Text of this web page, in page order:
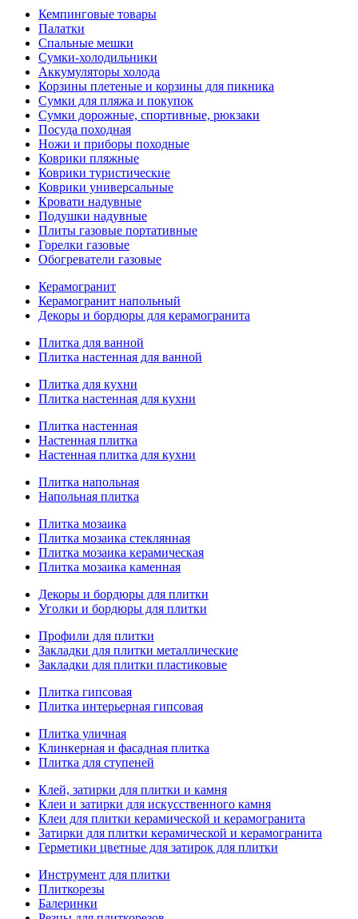
Кемпинговые товары
Палатки
Спальные мешки
Сумки-холодильники
Аккумуляторы холода
Корзины плетеные и корзины для пикника
Сумки для пляжа и покупок
Сумки дорожные, спортивные, рюкзаки
Посуда походная
Ножи и приборы походные
Коврики пляжные
Коврики туристические
Коврики универсальные
Кровати надувные
Подушки надувные
Плиты газовые портативные
Горелки газовые
Обогреватели газовые
Керамогранит
Керамогранит напольный
Декоры и бордюры для керамогранита
Плитка для ванной
Плитка настенная для ванной
Плитка для кухни
Плитка настенная для кухни
Плитка настенная
Настенная плитка
Настенная плитка для кухни
Плитка напольная
Напольная плитка
Плитка мозаика
Плитка мозаика стеклянная
Плитка мозаика керамическая
Плитка мозаика каменная
Декоры и бордюры для плитки
Уголки и бордюры для плитки
Профили для плитки
Закладки для плитки металлические
Закладки для плитки пластиковые
Плитка гипсовая
Плитка интерьерная гипсовая
Плитка уличная
Клинкерная и фасадная плитка
Плитка для ступеней
Клей, затирки для плитки и камня
Клеи и затирки для искусственного камня
Клеи для плитки керамической и керамогранита
Затирки для плитки керамической и керамогранита
Герметики цветные для затирок для плитки
Инструмент для плитки
Плиткорезы
Балеринки